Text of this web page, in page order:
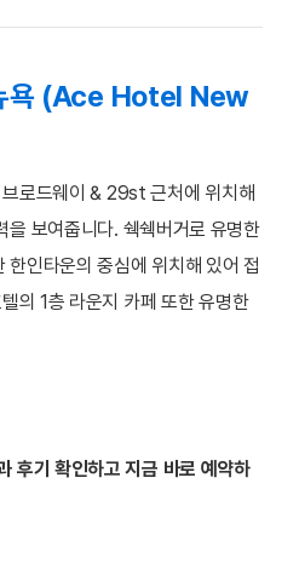
욕 (Ace Hotel New
로드웨이 & 29st 근처에 위치해
을 보여줍니다. 쉑쉑버거로 유명한
한인타운의 중심에 위치해 있어 접
의 1층 라운지 카페 또한 유명한
후기 확인하고 지금 바로 예약하